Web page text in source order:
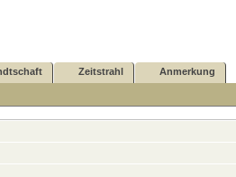
Zeitstrahl Anmerkung